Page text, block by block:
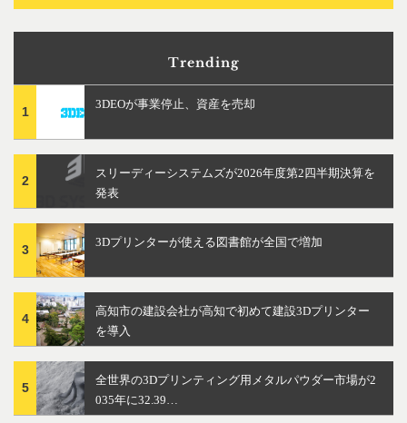
Trending
1
3DEOが事業停止、資産を売却
2
スリーディーシステムズが2026年度第2四半期決算を
発表
3
3Dプリンターが使える図書館が全国で増加
4
高知市の建設会社が高知で初めて建設3Dプリンター
を導入
5
全世界の3Dプリンティング用メタルパウダー市場が2
035年に32.39…